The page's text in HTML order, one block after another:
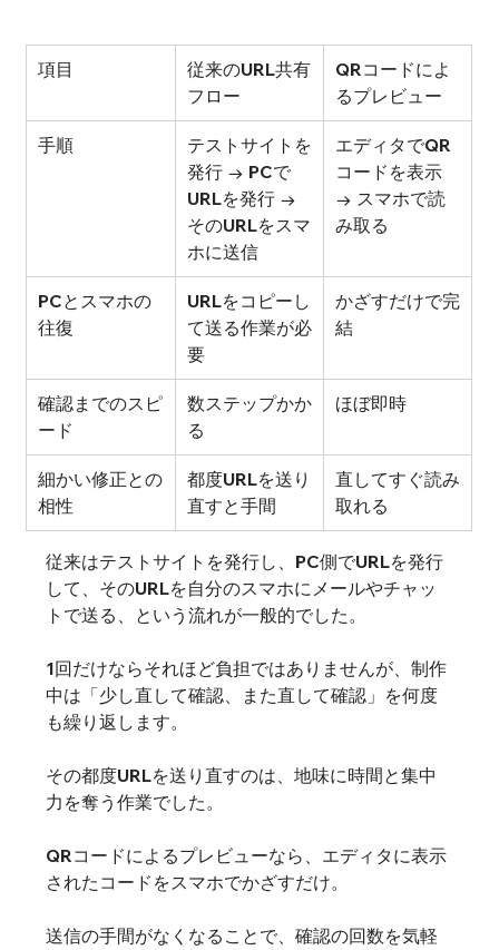
項目
従来のURL共有
フロー
QRコードによ
るプレビュー
手順
テストサイトを
発行 → PCで
URLを発行 →
そのURLをスマ
ホに送信
エディタでQR
コードを表示
→ スマホで読
み取る
PCとスマホの
往復
URLをコピーし
て送る作業が必
要
かざすだけで完
結
確認までのスピ
ード
数ステップかか
る
ほぼ即時
細かい修正との
相性
都度URLを送り
直すと手間
直してすぐ読み
取れる
従来はテストサイトを発行し、PC側でURLを発行
して、そのURLを自分のスマホにメールやチャッ
トで送る、という流れが一般的でした。
1回だけならそれほど負担ではありませんが、制作
中は「少し直して確認、また直して確認」を何度
も繰り返します。
その都度URLを送り直すのは、地味に時間と集中
力を奪う作業でした。
QRコードによるプレビューなら、エディタに表示
されたコードをスマホでかざすだけ。
送信の手間がなくなることで、確認の回数を気軽